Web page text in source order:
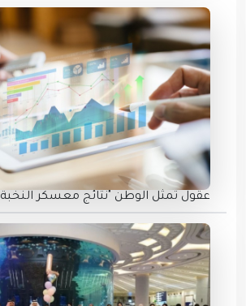
عقول تمثل الوطن "نتائج معسكر النخبة"